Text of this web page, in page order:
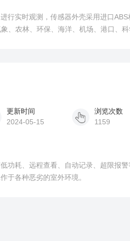
行实时观测，传感器外壳采用进口ABS
、农林、环保、海洋、机场、港口、
更新时间
2024-05-15
浏览次数
1159
功耗、远程查看、自动记录、超限报
于各种恶劣的室外环境。